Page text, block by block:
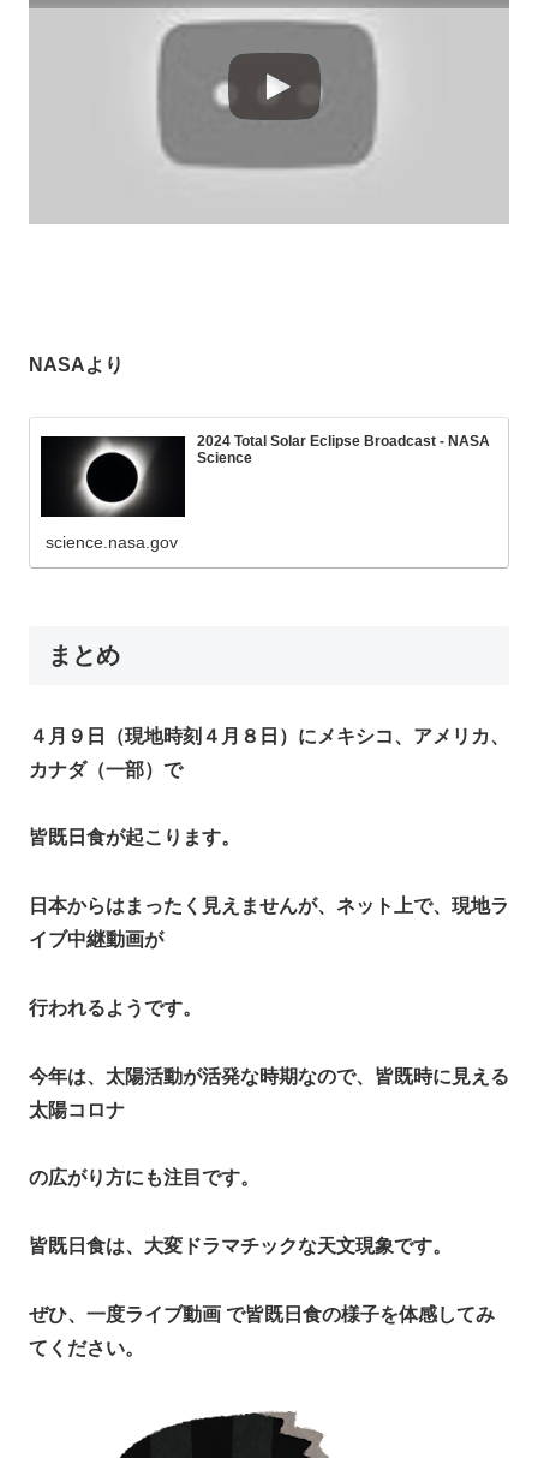
NASAより
2024 Total Solar Eclipse Broadcast - NASA
Science
science.nasa.gov
まとめ
４月９日（現地時刻４月８日）にメキシコ、アメリカ、
カナダ（一部）で
皆既日食が起こります。
日本からはまったく見えませんが、ネット上で、現地ラ
イブ中継動画が
行われるようです。
今年は、太陽活動が活発な時期なので、皆既時に見える
太陽コロナ
の広がり方にも注目です。
皆既日食は、大変ドラマチックな天文現象です。
ぜひ、一度ライブ動画 で皆既日食の様子を体感してみ
てください。